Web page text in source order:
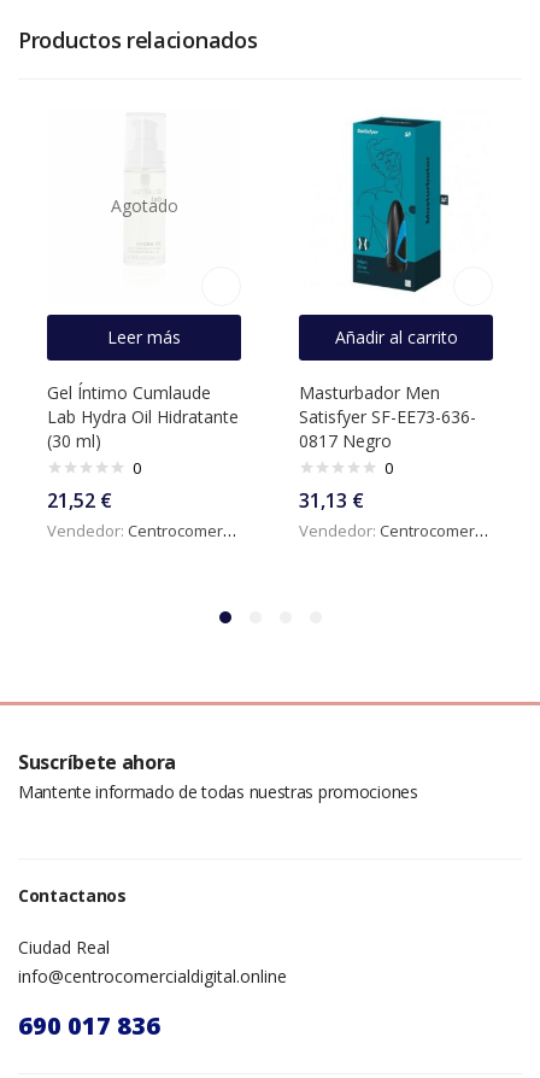
Productos relacionados
Agotado
Leer más
Gel Íntimo Cumlaude
Lab Hydra Oil Hidratante
(30 ml)
0
21,52 €
Vendedor: Centrocomercialdigital
Añadir al carrito
Masturbador Men
Satisfyer SF-EE73-636-
0817 Negro
0
31,13 €
Vendedor: Centrocomercialdigital
Suscríbete ahora
Mantente informado de todas nuestras promociones
Contactanos
Ciudad Real
info@centrocomercialdigital.online
690 017 836